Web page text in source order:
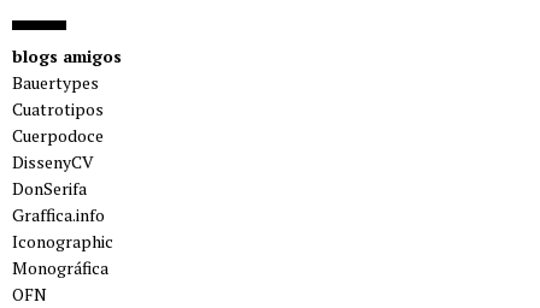
blogs amigos
Bauertypes
Cuatrotipos
Cuerpodoce
DissenyCV
DonSerifa
Graffica.info
Iconographic
Monográfica
OFN